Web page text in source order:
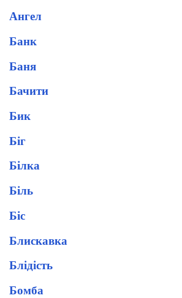
Ангел
Банк
Баня
Бачити
Бик
Біг
Білка
Біль
Біс
Блискавка
Блідість
Бомба